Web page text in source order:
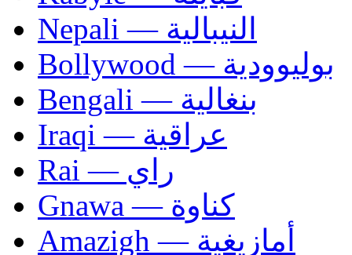
Nepali — النيبالية
Bollywood — بوليوودية
Bengali — بنغالية
Iraqi — عراقية
Rai — راي
Gnawa — كناوة
Amazigh — أمازيغية